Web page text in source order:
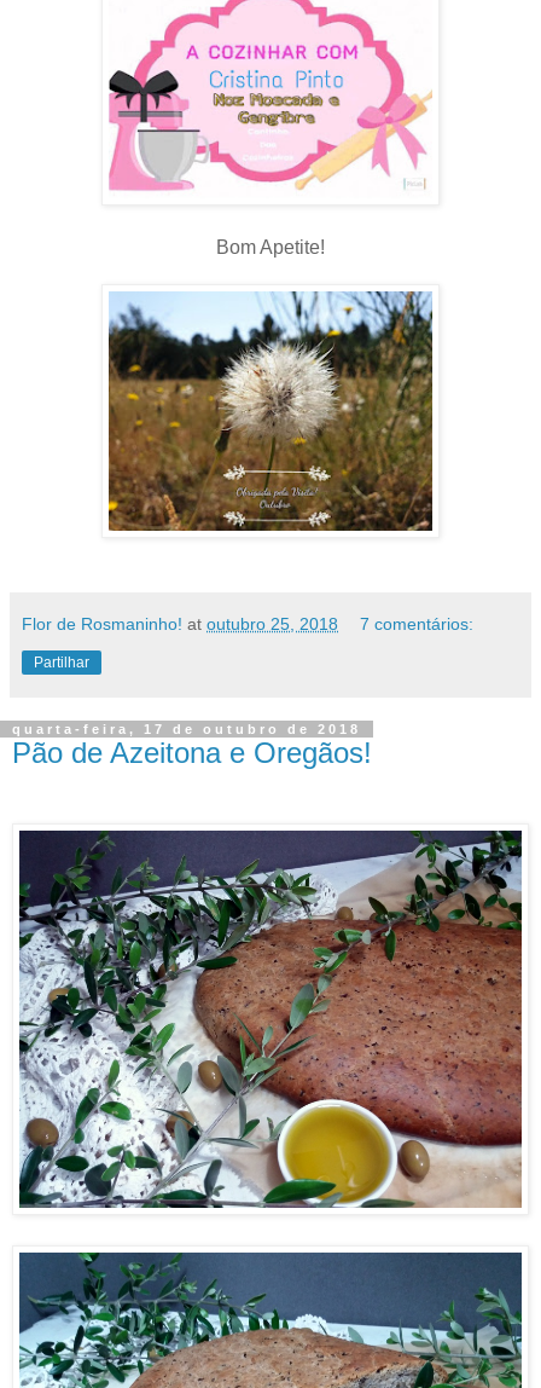
Bom Apetite!
Flor de Rosmaninho! at outubro 25, 2018 7 comentários:
Partilhar
quarta-feira, 17 de outubro de 2018
Pão de Azeitona e Oregãos!